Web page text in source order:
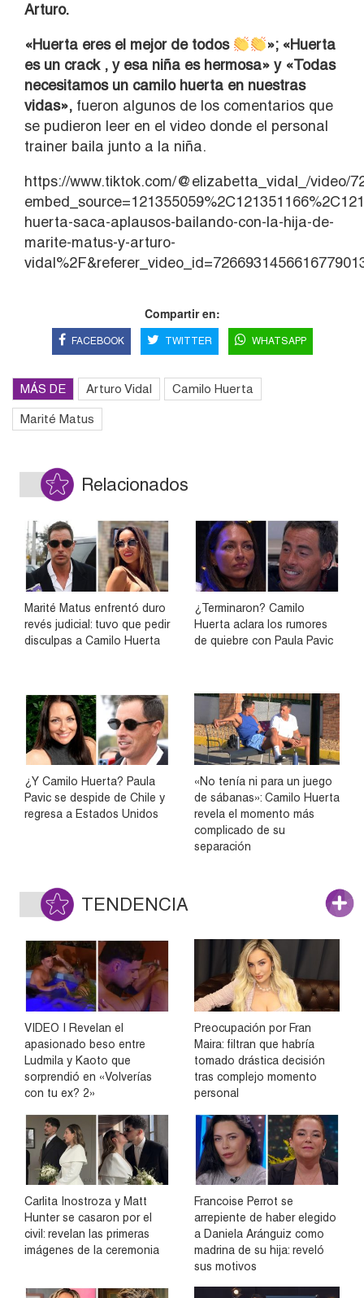
Arturo.
«Huerta eres el mejor de todos
»; «Huerta
es un crack , y esa niña es hermosa» y «Todas
necesitamos un camilo huerta en nuestras
vidas», fueron algunos de los comentarios que
se pudieron leer en el video donde el personal
trainer baila junto a la niña.
https://www.tiktok.com/@elizabetta_vidal_/video/
huerta-saca-aplausos-bailando-con-la-hija-de-
marite-matus-y-arturo-
Compartir en:
FACEBOOK TWITTER WHATSAPP
MÁS DE Arturo Vidal Camilo Huerta
Marité Matus
Relacionados
Marité Matus enfrentó duro
revés judicial: tuvo que pedir
disculpas a Camilo Huerta
¿Terminaron? Camilo
Huerta aclara los rumores
de quiebre con Paula Pavic
¿Y Camilo Huerta? Paula
Pavic se despide de Chile y
regresa a Estados Unidos
«No tenía ni para un juego
de sábanas»: Camilo Huerta
revela el momento más
complicado de su
separación
TENDENCIA
VIDEO | Revelan el
apasionado beso entre
Ludmila y Kaoto que
sorprendió en «Volverías
con tu ex? 2»
Preocupación por Fran
Maira: filtran que habría
tomado drástica decisión
tras complejo momento
personal
Carlita Inostroza y Matt
Hunter se casaron por el
civil: revelan las primeras
imágenes de la ceremonia
Francoise Perrot se
arrepiente de haber elegido
a Daniela Aránguiz como
madrina de su hija: reveló
sus motivos